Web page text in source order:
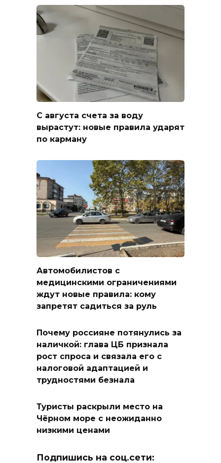
С августа счета за воду
вырастут: новые правила ударят
по карману
Автомобилистов с
медицинскими ограничениями
ждут новые правила: кому
запретят садиться за руль
Почему россияне потянулись за
наличкой: глава ЦБ признала
рост спроса и связала его с
налоговой адаптацией и
трудностями безнала
Туристы раскрыли место на
Чёрном море с неожиданно
низкими ценами
Подпишись на соц.сети: